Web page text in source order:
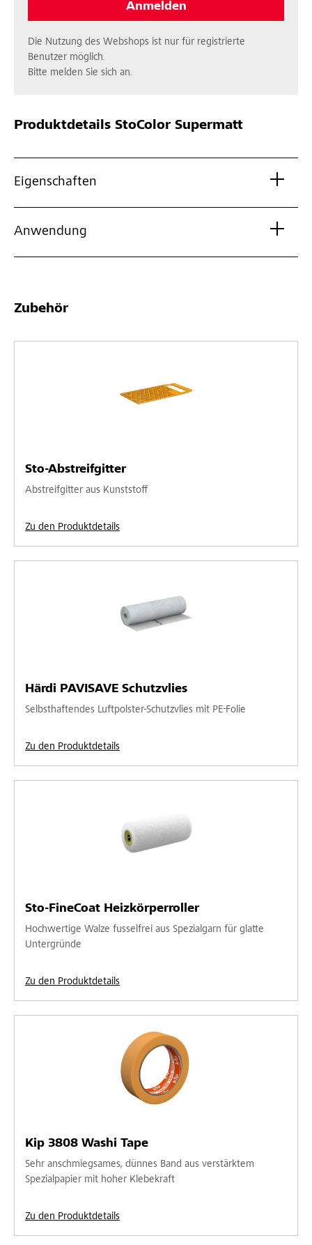
Anmelden
Die Nutzung des Webshops ist nur für registrierte
Benutzer möglich.
Bitte melden Sie sich an.
Produktdetails StoColor Supermatt
Eigenschaften
Anwendung
Zubehör
Sto-Abstreifgitter
Abstreifgitter aus Kunststoff
Zu den Produktdetails
Härdi PAVISAVE Schutzvlies
Selbsthaftendes Luftpolster-Schutzvlies mit PE-Folie
Zu den Produktdetails
Sto-FineCoat Heizkörperroller
Hochwertige Walze fusselfrei aus Spezialgarn für glatte
Untergründe
Zu den Produktdetails
Kip 3808 Washi Tape
Sehr anschmiegsames, dünnes Band aus verstärktem
Spezialpapier mit hoher Klebekraft
Zu den Produktdetails